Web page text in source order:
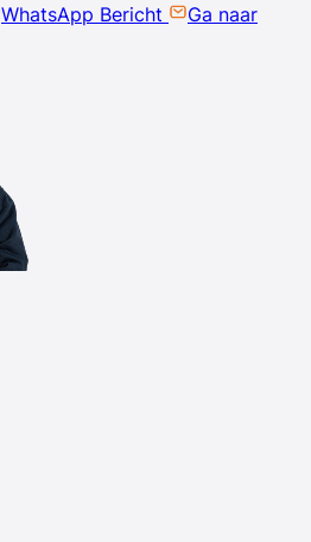
WhatsApp Bericht
Ga naar